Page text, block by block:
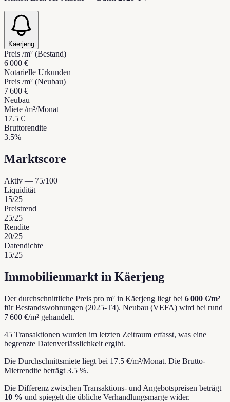
Käerjeng
Preis /m² (Bestand)
6 000 €
Notarielle Urkunden
Preis /m² (Neubau)
7 600 €
Neubau
Miete /m²/Monat
17.5 €
Bruttorendite
3.5%
Marktscore
Aktiv — 75/100
Liquidität
15/25
Preistrend
25/25
Rendite
20/25
Datendichte
15/25
Immobilienmarkt in Käerjeng
Der durchschnittliche Preis pro m² in Käerjeng liegt bei 6 000 €/m²
für Bestandswohnungen (2025-T4). Neubau (VEFA) wird bei rund
7 600 €/m² gehandelt.
45 Transaktionen wurden im letzten Zeitraum erfasst, was eine
begrenzte Datenverlässlichkeit ergibt.
Die Durchschnittsmiete liegt bei 17.5 €/m²/Monat. Die Brutto-
Mietrendite beträgt 3.5 %.
Die Differenz zwischen Transaktions- und Angebotspreisen beträgt
10 % und spiegelt die übliche Verhandlungsmarge wider.